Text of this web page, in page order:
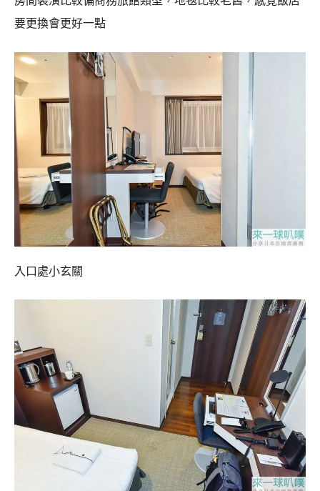
要更換會更好一點
入口處小玄關